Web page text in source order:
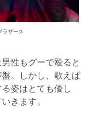
ザース
性もグーで殴ると
。しかし、歌えば
姿はとても優し
きます。